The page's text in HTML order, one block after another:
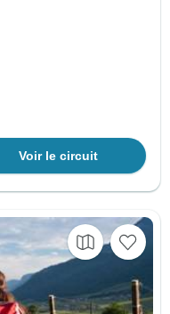
Voir le circuit